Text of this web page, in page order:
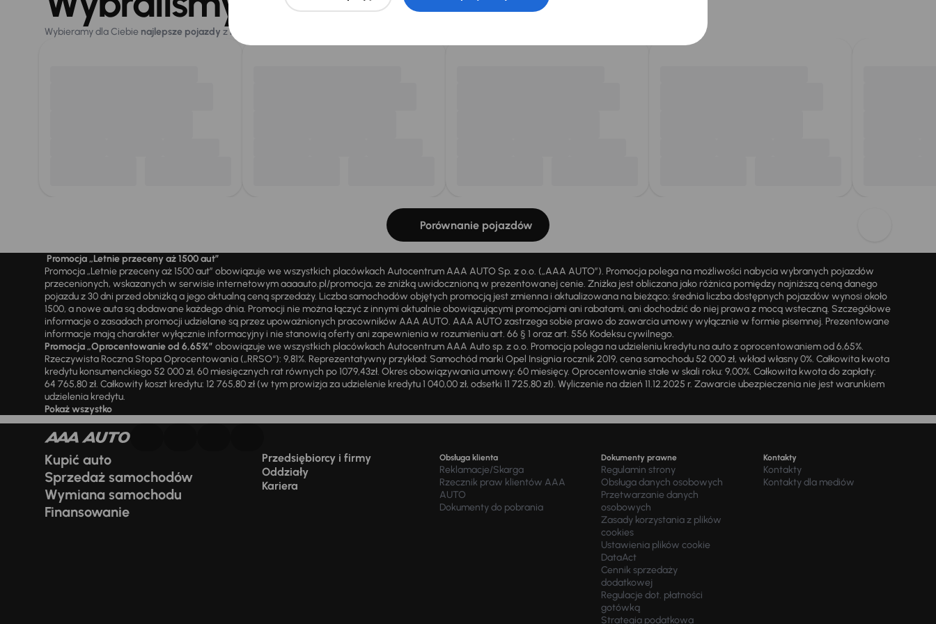
Wybieramy dla Ciebie najlepsze pojazdy z naszej oferty. Kupimy dla Ciebie
Porównanie pojazdów
Promocja „Letnie przeceny aż 1500 aut”
Promocja „Letnie przeceny aż 1500 aut” obowiązuje we wszystkich placówkach Autocentrum AAA AUTO Sp. z o.o. („AAA AUTO”). Promocja polega na możliwości nabycia wybranych pojazdów
przecenionych, wskazanych w serwisie internetowym aaaauto.pl/promocja, ze zniżką uwidocznioną w prezentowanej cenie. Zniżka jest obliczana jako różnica pomiędzy najniższą ceną danego
pojazdu z 30 dni przed obniżką a jego aktualną ceną sprzedaży. Liczba samochodów objętych promocją jest zmienna i aktualizowana na bieżąco; średnia liczba dostępnych pojazdów wynosi około
1500, a nowe auta są dodawane każdego dnia. Promocji nie można łączyć z innymi aktualnie obowiązującymi promocjami ani rabatami, ani dochodzić do niej prawa z mocą wsteczną. Szczegółowe
informacje o zasadach promocji udzielane są przez upoważnionych pracowników AAA AUTO. AAA AUTO zastrzega sobie prawo do zawarcia umowy wyłącznie w formie pisemnej. Prezentowane
informacje mają charakter wyłącznie informacyjny i nie stanowią oferty ani zapewnienia w rozumieniu art. 66 § 1 oraz art. 556 Kodeksu cywilnego.
Promocja „Oprocentowanie od 6,65%” obowiązuje we wszystkich placówkach Autocentrum AAA Auto sp. z o.o. Promocja polega na udzieleniu kredytu na auto z oprocentowaniem od 6,65%.
Rzeczywista Roczna Stopa Oprocentowania („RRSO“): 9,81%. Reprezentatywny przykład: Samochód marki Opel Insignia rocznik 2019, cena samochodu 52 000 zł, wkład własny 0%. Całkowita kwota
kredytu konsumenckiego 52 000 zł, 60 miesięcznych rat równych po 1079,43zł. Okres obowiązywania umowy: 60 miesięcy. Oprocentowanie stałe w skali roku: 9,00%. Całkowita kwota do zapłaty:
64 765,80 zł. Całkowity koszt kredytu: 12 765,80 zł (w tym prowizja za udzielenie kredytu 1 040,00 zł, odsetki 11 725,80 zł). Wyliczenie na dzień 11.12.2025 r. Zawarcie ubezpieczenia nie jest warunkiem
udzielenia kredytu.
Pokaż wszystko
Kupić auto
Sprzedaż samochodów
Wymiana samochodu
Finansowanie
Przedsiębiorcy i firmy
Oddziały
Kariera
Obsługa klienta
Reklamacje/Skarga
Rzecznik praw klientów AAA
AUTO
Dokumenty do pobrania
Dokumenty prawne
Regulamin strony
Obsługa danych osobowych
Przetwarzanie danych
osobowych
Zasady korzystania z plików
cookies
Ustawienia plików cookie
DataAct
Cennik sprzedaży
dodatkowej
Regulacje dot. płatności
gotówką
Strategia podatkowa
Kontakty
Kontakty
Kontakty dla mediów